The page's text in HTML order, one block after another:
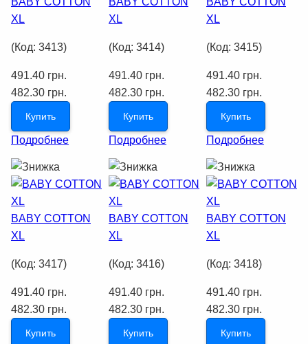
XL
(Код: 3413)
491.40 грн.
482.30 грн.
Купить
Подробнее
XL
(Код: 3414)
491.40 грн.
482.30 грн.
Купить
Подробнее
XL
(Код: 3415)
491.40 грн.
482.30 грн.
Купить
Подробнее
BABY COTTON
XL
(Код: 3417)
491.40 грн.
482.30 грн.
Купить
BABY COTTON
XL
(Код: 3416)
491.40 грн.
482.30 грн.
Купить
BABY COTTON
XL
(Код: 3418)
491.40 грн.
482.30 грн.
Купить